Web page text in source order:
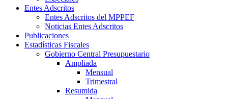
Entes Adscritos
Entes Adscritos del MPPEF
Noticias Entes Adscritos
Publicaciones
Estadísticas Fiscales
Gobierno Central Presupuestario
Ampliada
Mensual
Trimestral
Resumida